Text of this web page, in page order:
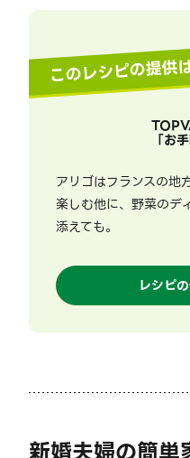
このレシピの提供
「お
アリゴはフランスの地
楽しむ他に、野菜のデ
添えても。
レシピ